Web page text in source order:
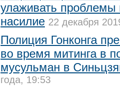
улаживать проблемы
насилие 22 декабря
Полиция Гонконга
во время митинга в
мусульман в
года, 19:53